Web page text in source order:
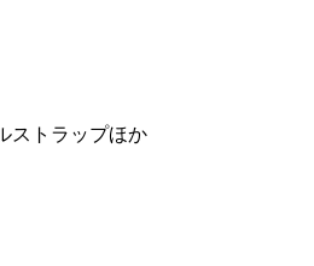
ストラップほか